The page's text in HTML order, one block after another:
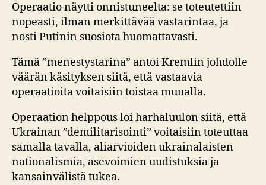
Operaatio näytti onnistuneelta: se toteutettiin
nopeasti, ilman merkittävää vastarintaa, ja
nosti Putinin suosiota huomattavasti.
Tämä ”menestystarina” antoi Kremlin johdolle
väärän käsityksen siitä, että vastaavia
operaatioita voitaisiin toistaa muualla.
Operaation helppous loi harhaluulon siitä, että
Ukrainan ”demilitarisointi” voitaisiin toteuttaa
samalla tavalla, aliarvioiden ukrainalaisten
nationalismia, asevoimien uudistuksia ja
kansainvälistä tukea.